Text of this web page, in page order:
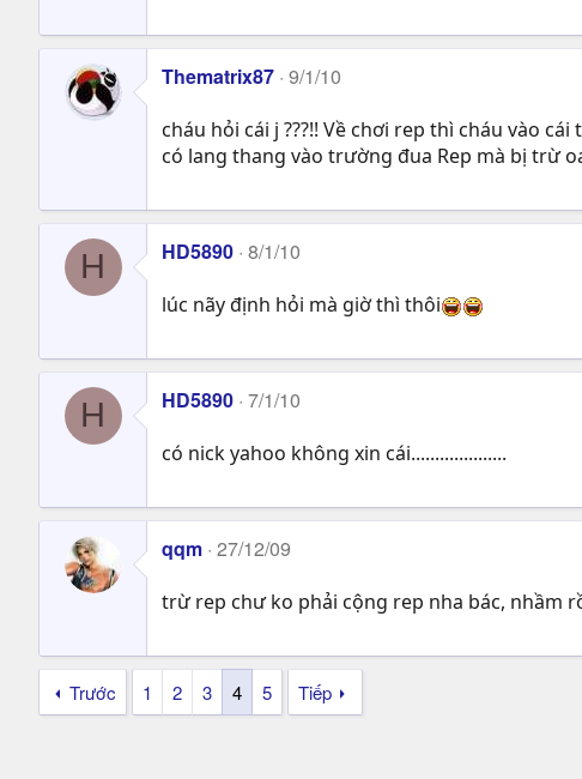
Thematrix87 9/1/10
cháu hỏi cái j ???!! Về chơi rep thì cháu vào
có lang thang vào trường đua Rep mà bị trừ
H HD5890 8/1/10
lúc nãy định hỏi mà giờ thì thôi
H HD5890 7/1/10
có nick yahoo không xin cái....................
qqm 27/12/09
trừ rep chư ko phải cộng rep nha bác, nhầm
Trước 1 2 3 4 5 Tiếp